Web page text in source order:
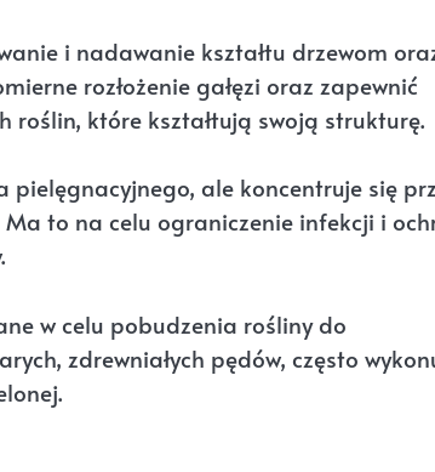
i nadawanie kształtu drzewom
rozłożenie gałęzi oraz zapewnić
roślin, które kształtują swoją strukturę.
ale koncentruje się
to na celu ograniczenie infekcji i
w celu pobudzenia rośliny do
zdrewniałych pędów, często